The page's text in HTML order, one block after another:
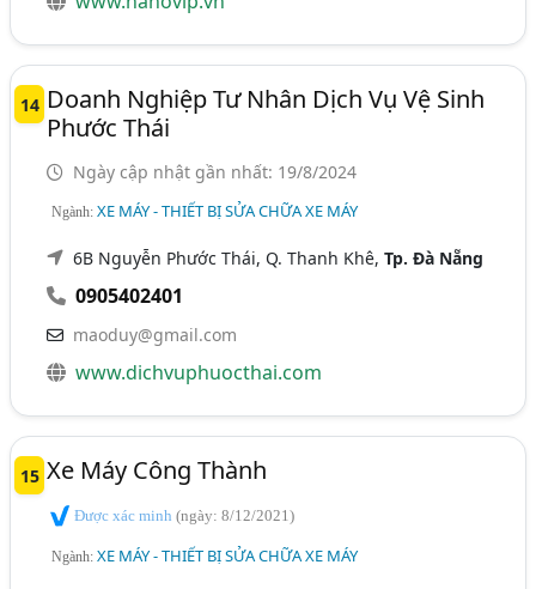
14 Doanh Nghiệp Tư Nhân Dịch Vụ Vệ Sinh
Phước Thái
Ngày cập nhật gần nhất: 19/8/2024
Ngành:XE MÁY - THIẾT BỊ SỬA CHỮA XE MÁY
6B Nguyễn Phước Thái, Q. Thanh Khê,Tp. Đà Nẵng
0905402401
maoduy@gmail.com
www.dichvuphuocthai.com
15 Xe Máy Công Thành
Được xác minh(ngày: 8/12/2021)
Ngành:XE MÁY - THIẾT BỊ SỬA CHỮA XE MÁY